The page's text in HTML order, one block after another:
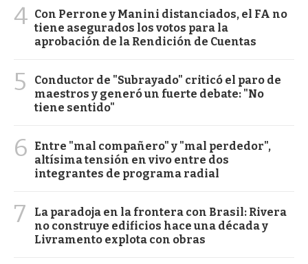
4 Con Perrone y Manini distanciados, el FA no
tiene asegurados los votos para la
aprobación de la Rendición de Cuentas
5
Conductor de "Subrayado" criticó el paro de
maestros y generó un fuerte debate: "No
tiene sentido"
6
Entre "mal compañero" y "mal perdedor",
altísima tensión en vivo entre dos
integrantes de programa radial
7
La paradoja en la frontera con Brasil: Rivera
no construye edificios hace una década y
Livramento explota con obras